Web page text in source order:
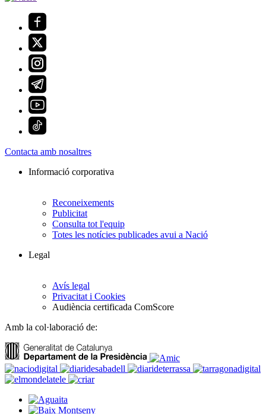
Contacta amb nosaltres
Informació corporativa
Reconeixements
Publicitat
Consulta tot l'equip
Totes les notícies publicades avui a Nació
Legal
Avís legal
Privacitat i Cookies
Audiència certificada ComScore
Amb la col·laboració de: